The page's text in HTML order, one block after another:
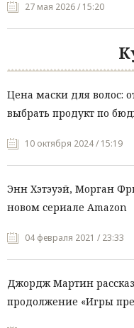
27 мая 2026 / 15:20
Цена маски для волос:
выбрать продукт по
10 октября 2024 / 15:19
Энн Хэтэуэй, Морган
новом сериале Amazon
04 февраля 2021 / 23:33
Джордж Мартин
продолжение «Игры